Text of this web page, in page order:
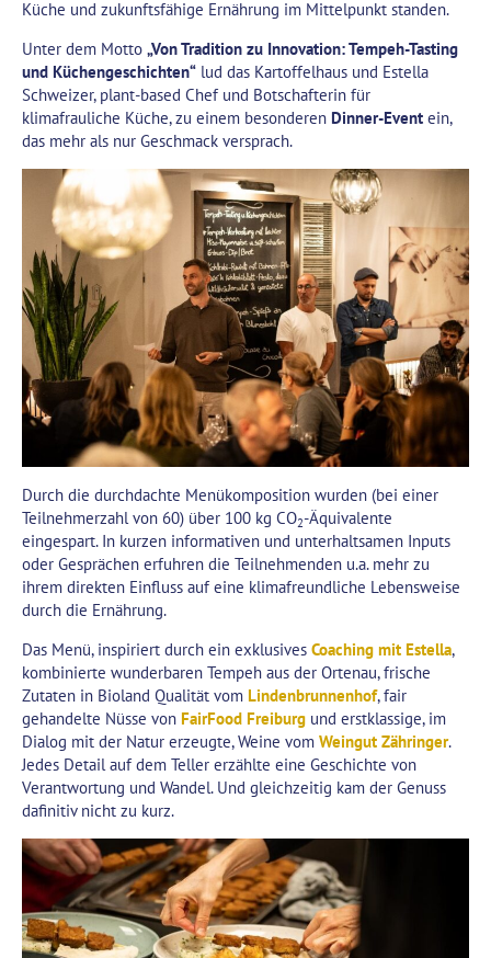
Küche und zukunftsfähige Ernährung im Mittelpunkt standen.
Unter dem Motto „Von Tradition zu Innovation: Tempeh-Tasting
und Küchengeschichten“ lud das Kartoffelhaus und Estella
Schweizer, plant-based Chef und Botschafterin für
klimafrauliche Küche, zu einem besonderen Dinner-Event ein,
das mehr als nur Geschmack versprach.
Durch die durchdachte Menükomposition wurden (bei einer
Teilnehmerzahl von 60) über 100 kg CO2-Äquivalente
eingespart. In kurzen informativen und unterhaltsamen Inputs
oder Gesprächen erfuhren die Teilnehmenden u.a. mehr zu
ihrem direkten Einfluss auf eine klimafreundliche Lebensweise
durch die Ernährung.
Das Menü, inspiriert durch ein exklusives Coaching mit Estella,
kombinierte wunderbaren Tempeh aus der Ortenau, frische
Zutaten in Bioland Qualität vom Lindenbrunnenhof, fair
gehandelte Nüsse von FairFood Freiburg und erstklassige, im
Dialog mit der Natur erzeugte, Weine vom Weingut Zähringer.
Jedes Detail auf dem Teller erzählte eine Geschichte von
Verantwortung und Wandel. Und gleichzeitig kam der Genuss
dafinitiv nicht zu kurz.